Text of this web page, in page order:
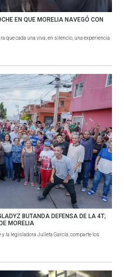
EN QUE MORELIA NAVEGÓ CON
que cada una viva, en silencio, una experiencia
BUTANDA DEFENSA DE LA 4T;
MORELIA
la legisladora Julieta García, comparte los